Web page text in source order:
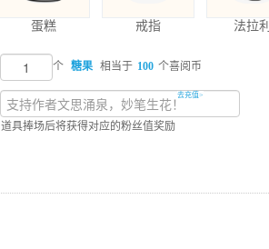
蛋糕 戒指 法拉利
个 糖果 相当于 100 个喜阅币
去充值>
道具捧场后将获得对应的粉丝值奖励